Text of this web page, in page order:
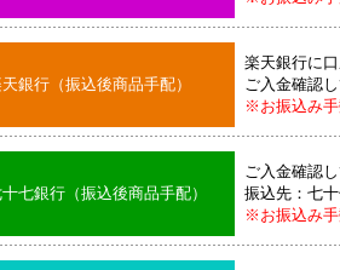
銀行（振込後商品手配）
楽天銀行に
ご入金確認
※お振込み手
七銀行（振込後商品手配）
ご入金確認
振込先：七
※お振込み手